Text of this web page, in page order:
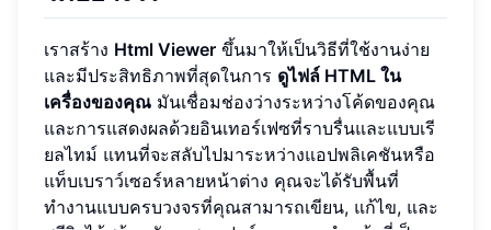
เราสร้าง Html Viewer ขึ้นมาให้เป็นวิธีที่ใช้งานง่าย
และมีประสิทธิภาพที่สุดในการ ดูไฟล์ HTML ใน
เครื่องของคุณ มันเชื่อมช่องว่างระหว่างโค้ดของคุณ
และการแสดงผลด้วยอินเทอร์เฟซที่ราบรื่นและแบบเรี
ยลไทม์ แทนที่จะสลับไปมาระหว่างแอปพลิเคชันหรือ
แท็บเบราว์เซอร์หลายหน้าต่าง คุณจะได้รับพื้นที่
ทำงานแบบครบวงจรที่คุณสามารถเขียน, แก้ไข, และ